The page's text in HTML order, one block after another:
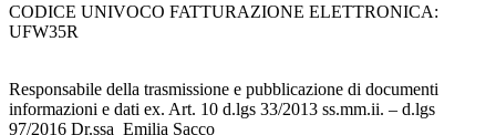
CODICE UNIVOCO FATTURAZIONE ELETTRONICA:
UFW35R
Responsabile della trasmissione e pubblicazione di documenti
informazioni e dati ex. Art. 10 d.lgs 33/2013 ss.mm.ii. – d.lgs
97/2016 Dr.ssa Emilia Sacco